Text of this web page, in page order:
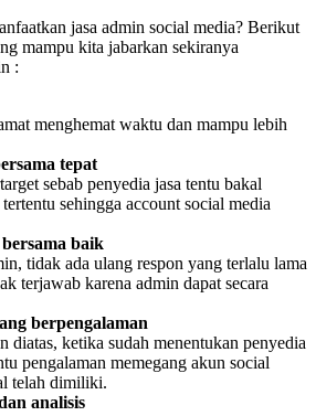
jasa admin social media? Berikut
mampu kita jabarkan sekiranya
:
menghemat waktu dan mampu lebih
tepat
sebab penyedia jasa tentu bakal
sehingga account social media
baik
tidak ada ulang respon yang terlalu lama
terjawab karena admin dapat secara
berpengalaman
diatas, ketika sudah menentukan penyedia
pengalaman memegang akun social
telah dimiliki.
analisis